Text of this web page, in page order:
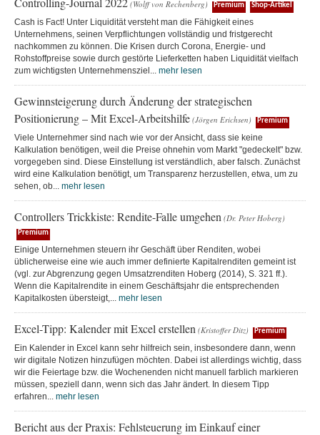
(Wolff von Rechenberg) Premium Shop-Artikel
Cash is Fact! Unter Liquidität versteht man die Fähigkeit eines
Unternehmens, seinen Verpflichtungen vollständig und fristgerecht
nachkommen zu können. Die Krisen durch Corona, Energie- und
Rohstoffpreise sowie durch gestörte Lieferketten haben Liquidität vielfach
zum wichtigsten Unternehmensziel... mehr lesen
Gewinnsteigerung durch Änderung der strategischen
Positionierung – Mit Excel-Arbeitshilfe (Jörgen Erichsen) Premium
Viele Unternehmer sind nach wie vor der Ansicht, dass sie keine
Kalkulation benötigen, weil die Preise ohnehin vom Markt "gedeckelt" bzw.
vorgegeben sind. Diese Einstellung ist verständlich, aber falsch. Zunächst
wird eine Kalkulation benötigt, um Transparenz herzustellen, etwa, um zu
sehen, ob... mehr lesen
Controllers Trickkiste: Rendite-Falle umgehen (Dr. Peter Hoberg)
Premium
Einige Unternehmen steuern ihr Geschäft über Renditen, wobei
üblicherweise eine wie auch immer definierte Kapitalrenditen gemeint ist
(vgl. zur Abgrenzung gegen Umsatzrenditen Hoberg (2014), S. 321 ff.).
Wenn die Kapitalrendite in einem Geschäftsjahr die entsprechenden
Kapitalkosten übersteigt,... mehr lesen
Excel-Tipp: Kalender mit Excel erstellen (Kristoffer Ditz) Premium
Ein Kalender in Excel kann sehr hilfreich sein, insbesondere dann, wenn
wir digitale Notizen hinzufügen möchten. Dabei ist allerdings wichtig, dass
wir die Feiertage bzw. die Wochenenden nicht manuell farblich markieren
müssen, speziell dann, wenn sich das Jahr ändert. In diesem Tipp
erfahren... mehr lesen
Bericht aus der Praxis: Fehlsteuerung im Einkauf einer